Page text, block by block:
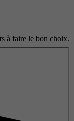
à faire le bon choix.